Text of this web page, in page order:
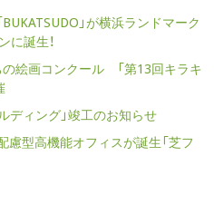
」が横浜ランドマーク
誕生！
絵画コンクール 「第13回キラキ
ディング」竣工のお知らせ
慮型高機能オフィスが誕生「芝フ